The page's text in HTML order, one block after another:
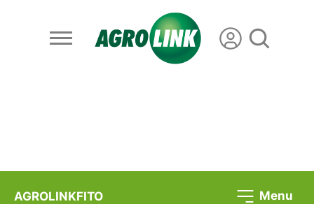
AGROLINKFITO Menu